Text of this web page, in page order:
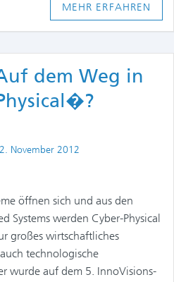
MEHR ERFAHREN
dem Weg in
November 2012
öffnen sich und aus den
Systems werden Cyber-Physical
großes wirtschaftliches
technologische
wurde auf dem 5. InnoVisions-